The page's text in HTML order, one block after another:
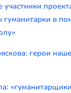
гуманитарки в
герои